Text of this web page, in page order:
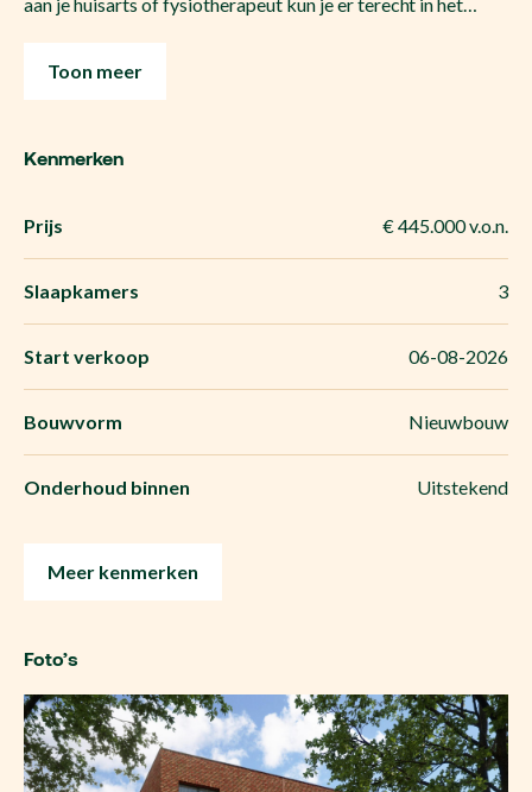
Toon meer
Kenmerken
Prijs € 445.000 v.o.n.
Slaapkamers 3
Start verkoop 06-08-2026
Bouwvorm Nieuwbouw
Onderhoud binnen Uitstekend
Meer kenmerken
Foto’s